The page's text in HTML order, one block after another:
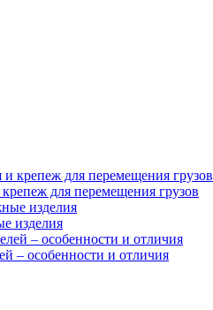
для перемещения грузов
изделия
– особенности и отличия